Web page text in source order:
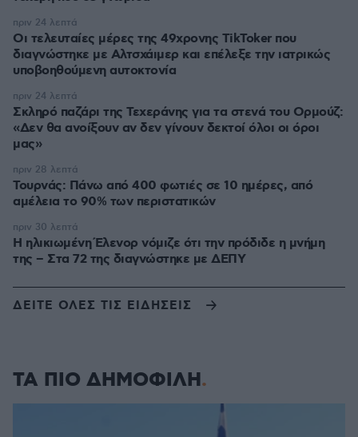
Οι τελευταίες μέρες της 49χρονης TikToker που
διαγνώστηκε με Αλτσχάιμερ και επέλεξε την ιατρικώς
υποβοηθούμενη αυτοκτονία
πριν 24 λεπτά
Σκληρό παζάρι της Τεχεράνης για τα στενά του Ορμούζ:
«Δεν θα ανοίξουν αν δεν γίνουν δεκτοί όλοι οι όροι
μας»
πριν 24 λεπτά
Τουρνάς: Πάνω από 400 φωτιές σε 10 ημέρες, από
αμέλεια το 90% των περιστατικών
πριν 28 λεπτά
Η ηλικιωμένη Έλενορ νόμιζε ότι την πρόδιδε η μνήμη
της – Στα 72 της διαγνώστηκε με ΔΕΠΥ
πριν 30 λεπτά
ΔΕΙΤΕ ΟΛΕΣ ΤΙΣ ΕΙΔΗΣΕΙΣ
ΤΑ ΠΙΟ ΔΗΜΟΦΙΛΗ